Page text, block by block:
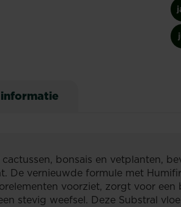
bonsais en vetplanten,
De vernieuwde formule met
voorziet, zorgt voor
stevig weefsel. Deze Substral